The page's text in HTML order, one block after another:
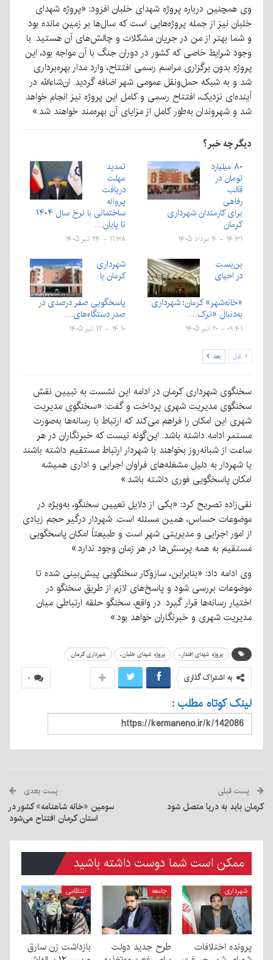
وی همچنین درباره پروژه شهدای خلبان افزود: «پروژه شهدای
خلبان نیز از جمله پروژه‌هایی است که سال‌ها بر زمین مانده بود
و شما بهتر از من در جریان مشکلات و چالش‌های آن هستید. با
وجود شرایط خاصی که کشور در دوران جنگ با آن مواجه بود، این
پروژه بدون برگزاری مراسم رسمی افتتاح، وارد مدار بهره‌برداری
شد و به شبکه حمل‌ونقل عمومی شهر اضافه گردید. ان‌شاءالله در
آینده‌ای نزدیک، افتتاح رسمی و کامل این پروژه نیز انجام خواهد
شد و شهروندان به‌طور کامل از مزایای آن بهره‌مند خواهند شد.»
دیگر چه خبر؟
۸۰ میلیارد
تومان در
قالب
رفاهی
برای کارمندان شهرداری
کرمان
۱۴:۳۱ - ۴ مرداد ۱۴۰۵
تمدید
مهلت
دریافت
پروانه
ساختمانی با نرخ سال ۱۴۰۴
تا پایان…
۱۱:۳۸ - ۲۴ تیر ۱۴۰۵
بن‌بست
در احیای
«خانه‌شهر» کرمان؛ شهرداری
به‌دنبال «ترک…
۰۹:۴۱ - ۲۰ تیر ۱۴۰۵
شهرداری
کرمان با
پاسخگویی صفر درصدی در
صدر دستگاه‌های…
۱۴:۱۰ - ۱۷ تیر ۱۴۰۵
قبل بعد
سخنگوی شهرداری کرمان در ادامه این نشست به تبیین نقش
سخنگوی مدیریت شهری پرداخت و گفت: «سخنگوی مدیریت
شهری این امکان را فراهم می‌کند که ارتباط با رسانه‌ها به‌صورت
مستمر ادامه داشته باشد. این‌گونه نیست که خبرنگاران در هر
ساعت از شبانه‌روز بخواهند با شهردار ارتباط مستقیم داشته باشند
یا شهردار به دلیل مشغله‌های فراوان اجرایی و اداری همیشه
امکان پاسخگویی فوری داشته باشد.»
نقی‌زاده تصریح کرد: «یکی از دلایل تعیین سخنگو، به‌ویژه در
موضوعات حساس، همین مسئله است. شهردار درگیر حجم زیادی
از امور اجرایی و مدیریتی شهر است و طبیعتاً امکان پاسخگویی
مستقیم به همه پرسش‌ها در هر زمان وجود ندارد.»
وی ادامه داد: «بنابراین، سازوکار سخنگویی پیش‌بینی شده تا
موضوعات بررسی شود و پاسخ‌های لازم از طریق سخنگو در
اختیار رسانه‌ها قرار گیرد. در واقع، سخنگو حلقه ارتباطی میان
مدیریت شهری و خبرنگاران خواهد بود.»
پروژه شهدای اقتدار، پروژه شهدای خلبان، شهرداری کرمان
۰ به اشتراک گذاری
لینک کوتاه مطلب :
پست قبلی
کرمان باید به دریا متصل شود
پست بعدی
سومین «خانه شاهنامه» کشور در
استان کرمان افتتاح می‌شود
ممکن است شما دوست داشته باشید
شهرداری
پرونده اختلافات
جامعه
طرح جدید دولت
انتظامی
بازداشت زن سارق